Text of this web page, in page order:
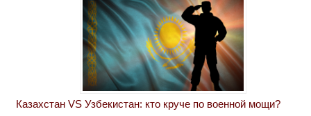
Казахстан VS Узбекистан: кто круче по военной мощи?